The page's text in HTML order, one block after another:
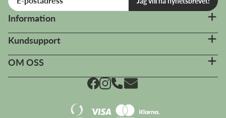
Information
Kundsupport
OM OSS